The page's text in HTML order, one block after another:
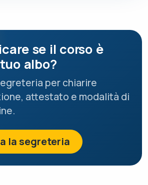
se il corso è
albo?
per chiarire
attestato e modalità di
la segreteria